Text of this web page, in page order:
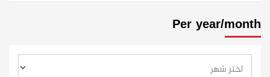
Per year/month